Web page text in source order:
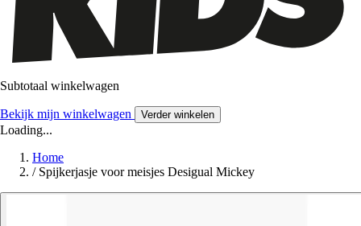
Subtotaal winkelwagen
Bekijk mijn winkelwagen Verder winkelen
Loading...
Home
/ Spijkerjasje voor meisjes Desigual Mickey